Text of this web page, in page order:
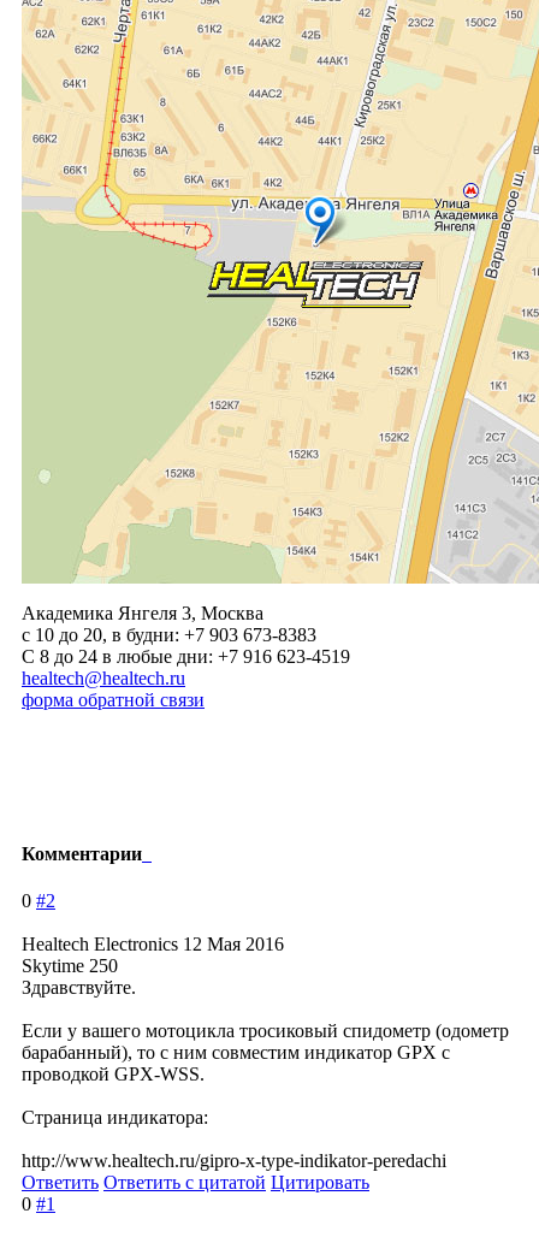
Академика Янгеля 3, Москва
c 10 до 20, в будни: +7 903 673-8383
C 8 до 24 в любые дни: +7 916 623-4519
healtech@healtech.ru
форма обратной связи
Комментарии
0 #2
Healtech Electronics 12 Мая 2016
Skytime 250
Здравствуйте.
Если у вашего мотоцикла тросиковый спидометр (одометр
барабанный), то с ним совместим индикатор GPX с
проводкой GPX-WSS.
Страница индикатора:
http://www.healtech.ru/gipro-x-type-indikator-peredachi
Ответить Ответить с цитатой Цитировать
0 #1